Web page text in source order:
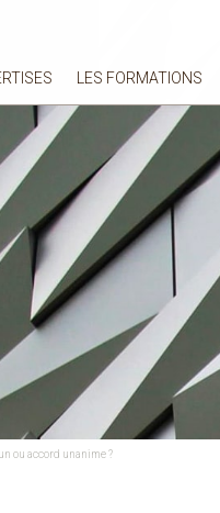
LES FORMATIONS
ou accord unanime ?